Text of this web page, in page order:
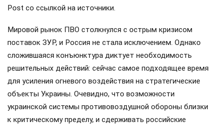
Post со ссылкой на источники.
Мировой рынок ПВО столкнулся с острым кризисом
поставок ЗУР, и Россия не стала исключением. Однако
сложившаяся конъюнктура диктует необходимость
решительных действий: сейчас самое подходящее время
для усиления огневого воздействия на стратегические
объекты Украины. Очевидно, что возможности
украинской системы противовоздушной обороны близки
к критическому пределу, и сдерживать российские